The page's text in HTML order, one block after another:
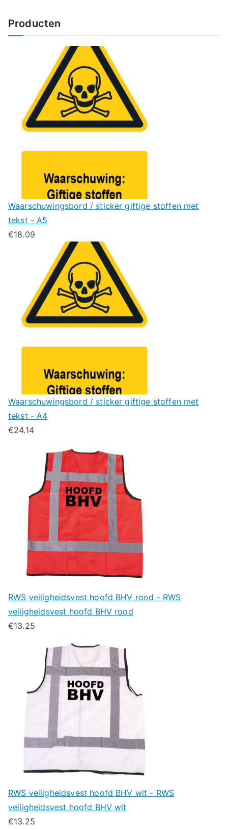
Producten
Waarschuwingsbord / sticker giftige stoffen met
tekst - A5
€18.09
Waarschuwingsbord / sticker giftige stoffen met
tekst - A4
€24.14
RWS veiligheidsvest hoofd BHV rood - RWS
veiligheidsvest hoofd BHV rood
€13.25
RWS veiligheidsvest hoofd BHV wit - RWS
veiligheidsvest hoofd BHV wit
€13.25